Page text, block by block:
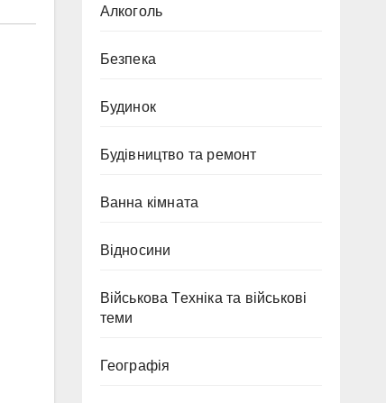
Алкоголь
Безпека
Будинок
Будівництво та ремонт
Ванна кімната
Відносини
Військова Техніка та військові
теми
Географія